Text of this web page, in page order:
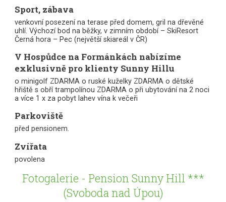
Sport, zábava
venkovní posezení na terase před domem, gril na dřevěné
uhlí. Výchozí bod na běžky, v zimním období – SkiResort
Černá hora – Pec (největší skiareál v ČR)
V Hospůdce na Formánkách nabízíme
exklusivně pro klienty Sunny Hillu
o minigolf ZDARMA o ruské kuželky ZDARMA o dětské
hřiště s obří trampolínou ZDARMA o při ubytování na 2 noci
a více 1 x za pobyt lahev vína k večeři
Parkoviště
před pensionem.
Zvířata
povolena
Fotogalerie - Pension Sunny Hill ***
(Svoboda nad Úpou)